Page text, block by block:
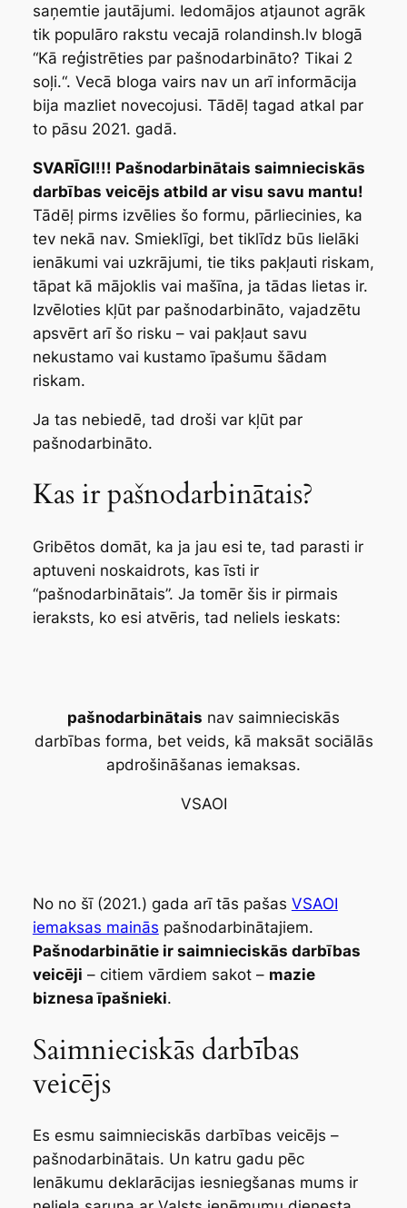
saņemtie jautājumi. Iedomājos atjaunot agrāk
tik populāro rakstu vecajā rolandinsh.lv blogā
“Kā reģistrēties par pašnodarbināto? Tikai 2
soļi.“. Vecā bloga vairs nav un arī informācija
bija mazliet novecojusi. Tādēļ tagad atkal par
to pāsu 2021. gadā.
SVARĪGI!!! Pašnodarbinātais saimnieciskās
darbības veicējs atbild ar visu savu mantu!
Tādēļ pirms izvēlies šo formu, pārliecinies, ka
tev nekā nav. Smieklīgi, bet tiklīdz būs lielāki
ienākumi vai uzkrājumi, tie tiks pakļauti riskam,
tāpat kā mājoklis vai mašīna, ja tādas lietas ir.
Izvēloties kļūt par pašnodarbināto, vajadzētu
apsvērt arī šo risku – vai pakļaut savu
nekustamo vai kustamo īpašumu šādam
riskam.
Ja tas nebiedē, tad droši var kļūt par
pašnodarbināto.
Kas ir pašnodarbinātais?
Gribētos domāt, ka ja jau esi te, tad parasti ir
aptuveni noskaidrots, kas īsti ir
“pašnodarbinātais”. Ja tomēr šis ir pirmais
ieraksts, ko esi atvēris, tad neliels ieskats:
pašnodarbinātais nav saimnieciskās
darbības forma, bet veids, kā maksāt sociālās
apdrošināšanas iemaksas.
VSAOI
No no šī (2021.) gada arī tās pašas VSAOI
iemaksas mainās pašnodarbinātajiem.
Pašnodarbinātie ir saimnieciskās darbības
veicēji – citiem vārdiem sakot – mazie
biznesa īpašnieki.
Saimnieciskās darbības
veicējs
Es esmu saimnieciskās darbības veicējs –
pašnodarbinātais. Un katru gadu pēc
Ienākumu deklarācijas iesniegšanas mums ir